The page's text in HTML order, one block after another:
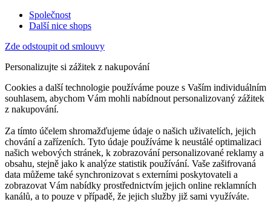
Společnost
Další nice shops
Zde odstoupit od smlouvy
Personalizujte si zážitek z nakupování
Cookies a další technologie používáme pouze s Vaším individuálním
souhlasem, abychom Vám mohli nabídnout personalizovaný zážitek
z nakupování.
Za tímto účelem shromažďujeme údaje o našich uživatelích, jejich
chování a zařízeních. Tyto údaje používáme k neustálé optimalizaci
našich webových stránek, k zobrazování personalizované reklamy a
obsahu, stejně jako k analýze statistik používání. Vaše zašifrovaná
data můžeme také synchronizovat s externími poskytovateli a
zobrazovat Vám nabídky prostřednictvím jejich online reklamních
kanálů, a to pouze v případě, že jejich služby již sami využíváte.